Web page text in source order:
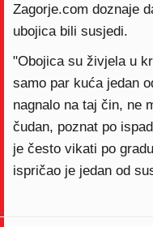
Zagorje.com doznaje
ubojica bili susjedi.
"Obojica su živjela u
samo par kuća jedan
nagnalo na taj čin, ne
čudan, poznat po
je često vikati po
ispričao je jedan od